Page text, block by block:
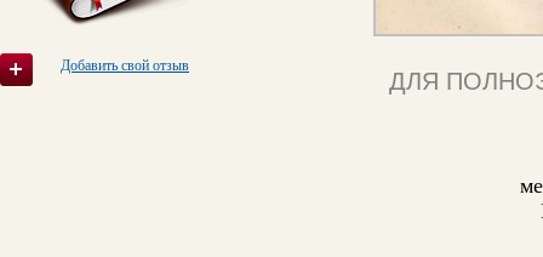
Добавить свой отзыв
ДЛЯ